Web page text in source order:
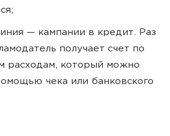
— кампании в кредит. Раз
получает счет по
расходам, который можно
чека или банковского